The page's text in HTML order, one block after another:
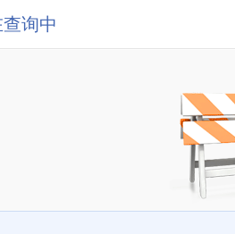
询中